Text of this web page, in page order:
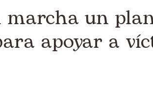
marcha un
apoyar a